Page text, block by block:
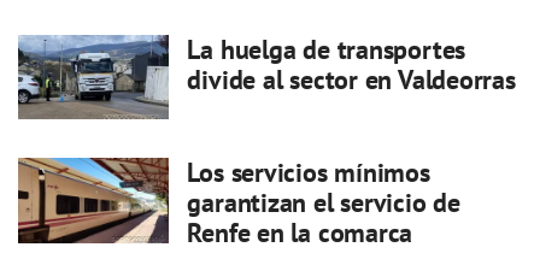
La huelga de transportes
divide al sector en Valdeorras
Los servicios mínimos
garantizan el servicio de
Renfe en la comarca